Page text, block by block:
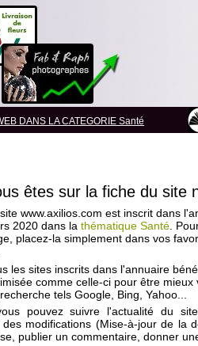
DANS LA CATEGORIE Santé
êtes sur la fiche du site
www.axilios.com est inscrit dans
2020 dans la thématique Santé .
placez-la simplement dans vos
les sites inscrits dans l'annuaire
comme celle-ci pour être mieux
tels Google, Bing, Yahoo...
pouvez suivre l'actualité du
modifications (Mise-à-jour de la
publier un commentaire, donner